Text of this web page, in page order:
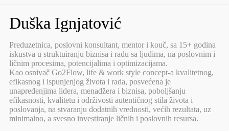
Duška Ignjatović
Preduzetnica, poslovni konsultant, mentor i kouč, sa 15+ godina
iskustva u struktuiranju biznisa i radu sa ljudima, na poslovnim i
ličnim procesima, potencijalima i optimizacijama.
Kao osnivač Go2Flow, life & work style concept-a kvalitetnog,
efikasnog i ispunjenjog života i rada, posvećena je
unapređenjima lidera, menadžera i biznisa, poboljšanju
efikasnosti, kvalitetu i održivosti autentičnog stila života i
poslovanja, na stvaranju dodatnih vrednosti, većih rezultata, uz
minimalno, a svesno investiranje ličnih i poslovnih resursa.